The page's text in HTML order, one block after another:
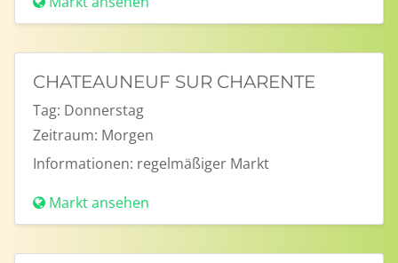
CHATEAUNEUF SUR CHARENTE
Tag: Donnerstag
Zeitraum: Morgen
Informationen: regelmäßiger Markt
Markt ansehen